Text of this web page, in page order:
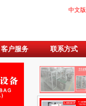
中文版
客户服务 联系方式